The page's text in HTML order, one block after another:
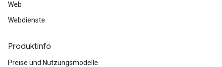
Web
Webdienste
Produktinfo
Preise und Nutzungsmodelle